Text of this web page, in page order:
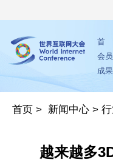
首
会
成
首页 > 新闻中心 >
越来越多